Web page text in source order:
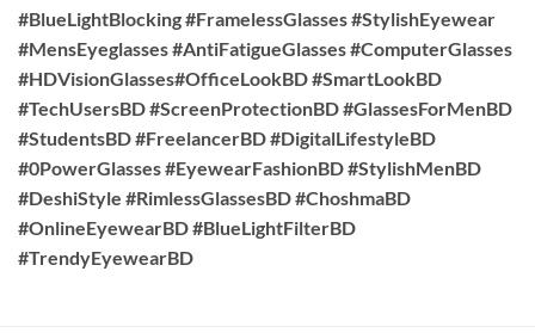
#BlueLightBlocking #FramelessGlasses #StylishEyewear
#MensEyeglasses #AntiFatigueGlasses #ComputerGlasses
#HDVisionGlasses#OfficeLookBD #SmartLookBD
#TechUsersBD #ScreenProtectionBD #GlassesForMenBD
#StudentsBD #FreelancerBD #DigitalLifestyleBD
#0PowerGlasses #EyewearFashionBD #StylishMenBD
#DeshiStyle #RimlessGlassesBD #ChoshmaBD
#OnlineEyewearBD #BlueLightFilterBD
#TrendyEyewearBD